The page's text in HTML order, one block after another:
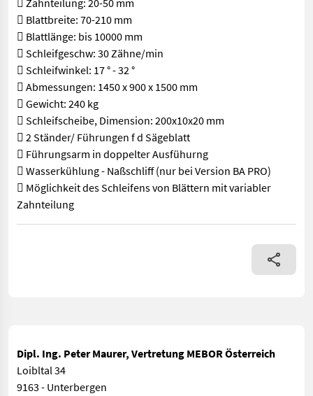
 Zahnteilung: 20-50 mm
 Blattbreite: 70-210 mm
 Blattlänge: bis 10000 mm
 Schleifgeschw: 30 Zähne/min
 Schleifwinkel: 17 ° - 32 °
 Abmessungen: 1450 x 900 x 1500 mm
 Gewicht: 240 kg
 Schleifscheibe, Dimension: 200x10x20 mm
 2 Ständer/ Führungen f d Sägeblatt
 Führungsarm in doppelter Ausfühurng
 Wasserkühlung - Naßschliff (nur bei Version BA PRO)
 Möglichkeit des Schleifens von Blättern mit variabler
Zahnteilung
 Zahnteilung: 20-50 mm  Blattbreite: 70-210 mm 
Dipl. Ing. Peter Maurer, Vertretung MEBOR Österreich
Loibltal 34
9163 - Unterbergen